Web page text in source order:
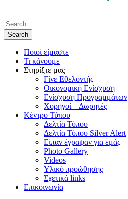
Ποιοί είμαστε
Τι κάνουμε
Στηρίξτε μας
Γίνε Εθελοντής
Οικονομική Ενίσχυση
Ενίσχυση Προγραμμάτων
Χορηγοί – Δωρητές
Κέντρο Τύπου
Δελτία Τύπου
Δελτία Τύπου Silver Alert
Είπαν έγραψαν για εμάς
Photo Gallery
Videos
Υλικό προώθησης
Σχετικά links
Επικοινωνία